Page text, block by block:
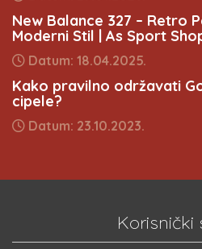
New Balance 327 – Retro
Moderni Stil | As Sport
Datum: 18.04.2025.
Kako pravilno održavati
cipele?
Datum: 23.10.2023.
Korisnički